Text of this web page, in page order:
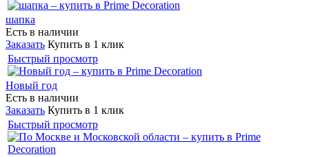
шапка
Есть в наличии
Заказать Купить в 1 клик
Быстрый просмотр
Новый год
Есть в наличии
Заказать Купить в 1 клик
Быстрый просмотр